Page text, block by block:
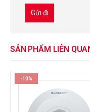
SẢN PHẨM LIÊN
-10%